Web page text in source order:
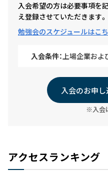
入会希望の方は必要事項を
え登録させていただきます。
勉強会のスケジュールはこ
入会条件：上場企業およ
入会のお申
※入会
アクセスランキング